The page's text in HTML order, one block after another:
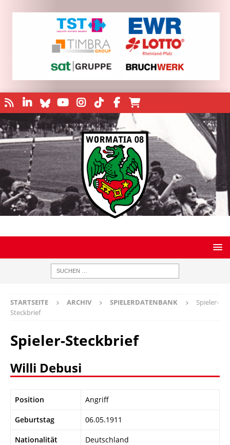
STARTSEITE ARCHIV SPIELERDATENBANK
Spieler-
Steckbrief
Spieler-Steckbrief
Willi Debusi
Position Angriff
Geburtstag 06.05.1911
Nationalität Deutschland